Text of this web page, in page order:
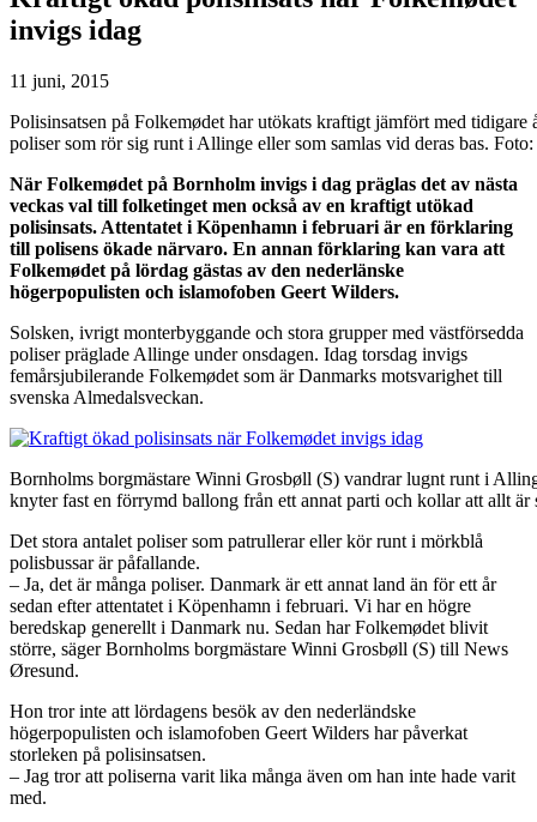
invigs idag
11 juni, 2015
Polisinsatsen på Folkemødet har utökats kraftigt jämfört med tidigare
poliser som rör sig runt i Allinge eller som samlas vid deras bas.
När Folkemødet på Bornholm invigs i dag präglas det av nästa
veckas val till folketinget men också av en kraftigt utökad
polisinsats. Attentatet i Köpenhamn i februari är en förklaring
till polisens ökade närvaro. En annan förklaring kan vara att
Folkemødet på lördag gästas av den nederlänske
högerpopulisten och islamofoben Geert Wilders.
Solsken, ivrigt monterbyggande och stora grupper med västförsedda
poliser präglade Allinge under onsdagen. Idag torsdag invigs
femårsjubilerande Folkemødet som är Danmarks motsvarighet till
svenska Almedalsveckan.
Bornholms borgmästare Winni Grosbøll (S) vandrar lugnt runt i
knyter fast en förrymd ballong från ett annat parti och kollar att allt
Det stora antalet poliser som patrullerar eller kör runt i mörkblå
polisbussar är påfallande.
– Ja, det är många poliser. Danmark är ett annat land än för ett år
sedan efter attentatet i Köpenhamn i februari. Vi har en högre
beredskap generellt i Danmark nu. Sedan har Folkemødet blivit
större, säger Bornholms borgmästare Winni Grosbøll (S) till News
Øresund.
Hon tror inte att lördagens besök av den nederländske
högerpopulisten och islamofoben Geert Wilders har påverkat
storleken på polisinsatsen.
– Jag tror att poliserna varit lika många även om han inte hade varit
med.